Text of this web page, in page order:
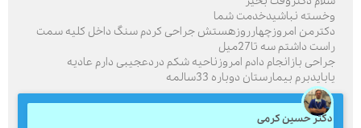
وخسته نباشیدخدمت شما
دکترمن امروزچهارروزهستش جراحی کردم سنگ داخل کلیه سمت
راست داشتم سه تا27میل
جراحی بازانجام دادم امروزناحیه شکم دردعجیبی دارم عادیه
یابایدبرم بیمارستان دوباره 33سالمه
دکتر حسین کرمی